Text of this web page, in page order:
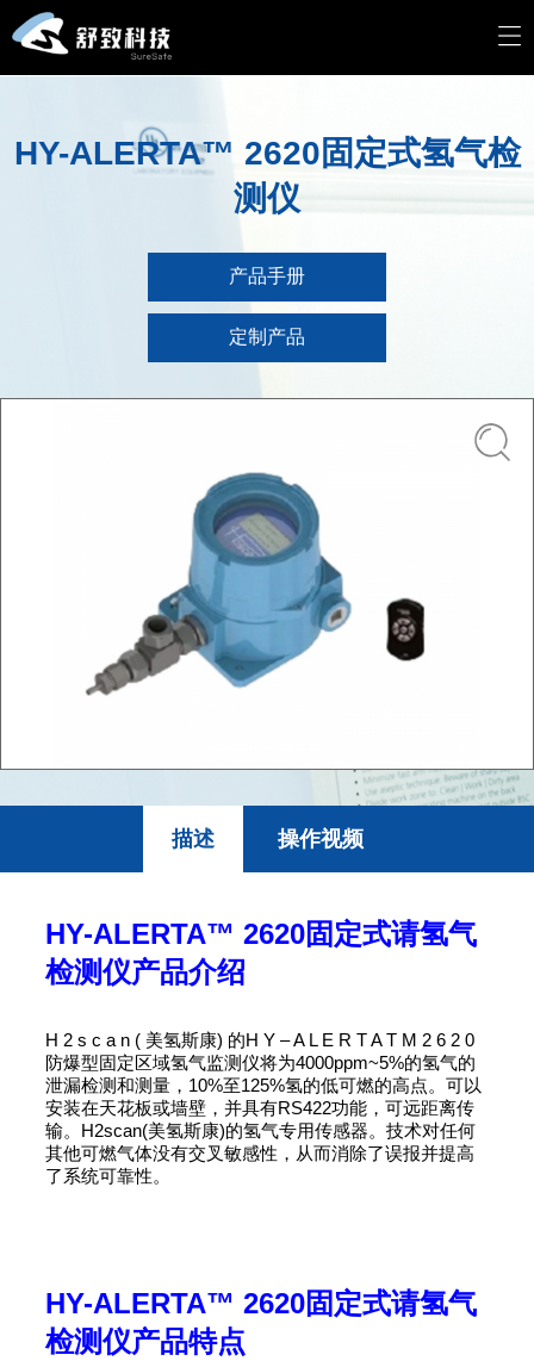
HY-ALERTA™ 2620固定式氢气检
测仪
产品手册
定制产品
描述 操作视频
HY-ALERTA™ 2620固定式请氢气
检测仪产品介绍
H 2 s c a n ( 美氢斯康) 的H Y – A L E R T A T M 2 6 2 0
防爆型固定区域氢气监测仪将为4000ppm~5%的氢气的
泄漏检测和测量，10%至125%氢的低可燃的高点。可以
安装在天花板或墙壁，并具有RS422功能，可远距离传
输。H2scan(美氢斯康)的氢气专用传感器。技术对任何
其他可燃气体没有交叉敏感性，从而消除了误报并提高
了系统可靠性。
HY-ALERTA™ 2620固定式请氢气
检测仪产品特点